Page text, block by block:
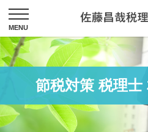
節税対策 税理士